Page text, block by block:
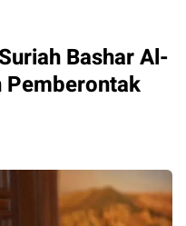
Bashar Al-
Pemberontak